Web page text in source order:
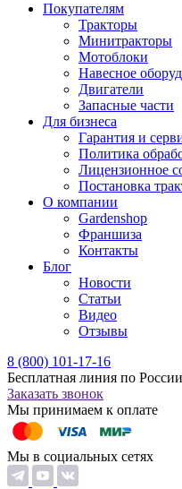
Покупателям
Тракторы
Минитракторы
Мотоблоки
Навесное
Двигатели
Запасные части
Для бизнеса
Гарантия и
Политика
Лицензионное
Постановка
О компании
Gardenshop
Франшиза
Контакты
Блог
Новости
Статьи
Видео
Отзывы
8 (800) 101-17-16
Бесплатная линия по России
Заказать звонок
Мы принимаем к оплате
Мы в социальных сетях